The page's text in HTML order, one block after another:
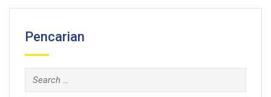
Pencarian
Search
for: